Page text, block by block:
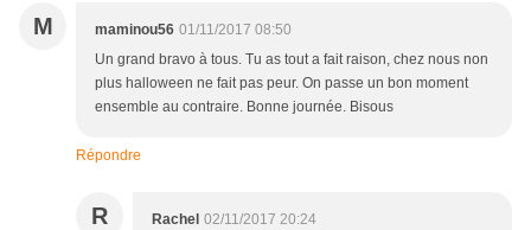
M maminou56 01/11/2017 08:50
Un grand bravo à tous. Tu as tout a fait raison, chez nous non
plus halloween ne fait pas peur. On passe un bon moment
ensemble au contraire. Bonne journée. Bisous
Répondre
R Rachel 02/11/2017 20:24